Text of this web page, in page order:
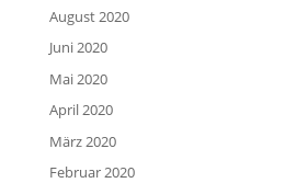
August 2020
Juni 2020
Mai 2020
April 2020
März 2020
Februar 2020